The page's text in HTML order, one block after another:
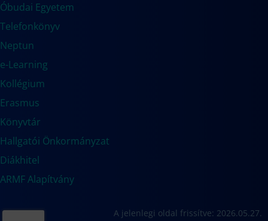
Óbudai Egyetem
Telefonkönyv
Neptun
e-Learning
Kollégium
Erasmus
Könyvtár
Hallgatói Önkormányzat
Diákhitel
ARMF Alapítvány
A jelenlegi oldal frissítve: 2026.05.27.